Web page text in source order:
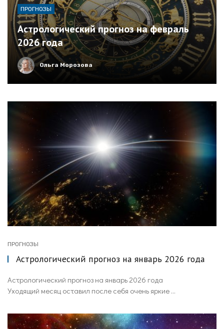
ПРОГНОЗЫ
Астрологический прогноз на февраль
2026 года
Ольга Морозова
ПРОГНОЗЫ
Астрологический прогноз на январь 2026 года
Астрологический прогноз на январь 2026 года
Уходящий месяц оставил после себя очень яркие ...